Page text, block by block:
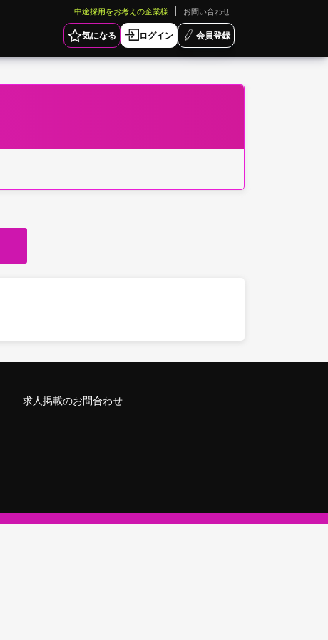
中途採用をお考えの企業様 お問い合わせ
気になる ログイン 会員登録
求人掲載のお問合わせ